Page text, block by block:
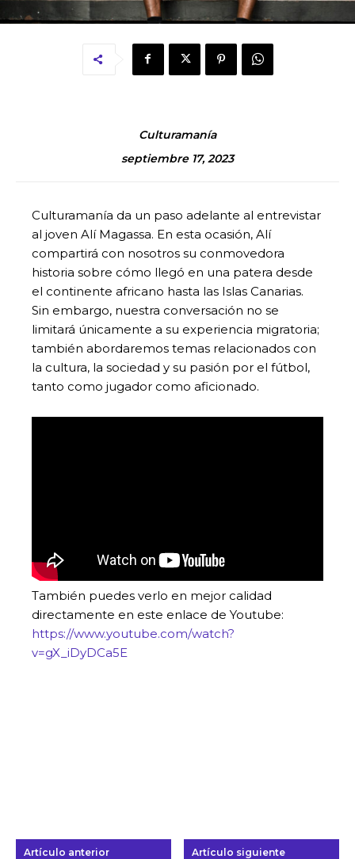
Culturamanía
septiembre 17, 2023
Culturamanía da un paso adelante al entrevistar
al joven Alí Magassa. En esta ocasión, Alí
compartirá con nosotros su conmovedora
historia sobre cómo llegó en una patera desde
el continente africano hasta las Islas Canarias.
Sin embargo, nuestra conversación no se
limitará únicamente a su experiencia migratoria;
también abordaremos temas relacionados con
la cultura, la sociedad y su pasión por el fútbol,
tanto como jugador como aficionado.
También puedes verlo en mejor calidad
directamente en este enlace de Youtube:
https://www.youtube.com/watch?
v=gX_iDyDCa5E
Artículo anterior Artículo siguiente